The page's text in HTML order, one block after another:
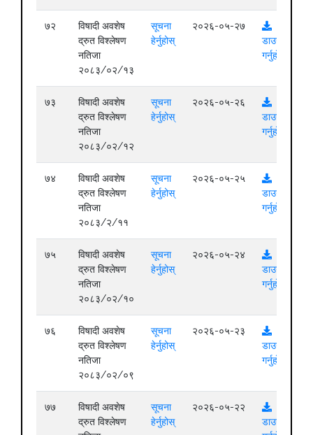
७२
विषादी अवशेष
द्रुत विश्लेषण
नतिजा
२०८३/०२/१३
सूचना
हेर्नुहोस्
२०२६-०५-२७
डाउनलोड
गर्नुहोस्
७३
विषादी अवशेष
द्रुत विश्लेषण
नतिजा
२०८३/०२/१२
सूचना
हेर्नुहोस्
२०२६-०५-२६
डाउनलोड
गर्नुहोस्
७४
विषादी अवशेष
द्रुत विश्लेषण
नतिजा
२०८३/२/११
सूचना
हेर्नुहोस्
२०२६-०५-२५
डाउनलोड
गर्नुहोस्
७५
विषादी अवशेष
द्रुत विश्लेषण
नतिजा
२०८३/०२/१०
सूचना
हेर्नुहोस्
२०२६-०५-२४
डाउनलोड
गर्नुहोस्
७६
विषादी अवशेष
द्रुत विश्लेषण
नतिजा
२०८३/०२/०९
सूचना
हेर्नुहोस्
२०२६-०५-२३
डाउनलोड
गर्नुहोस्
७७
विषादी अवशेष
द्रुत विश्लेषण
सूचना
हेर्नुहोस्
२०२६-०५-२२
डाउनलोड